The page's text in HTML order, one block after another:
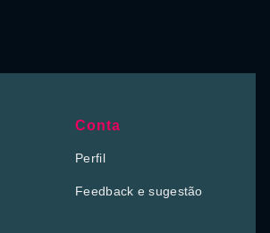
Conta
Perfil
Feedback e sugestão